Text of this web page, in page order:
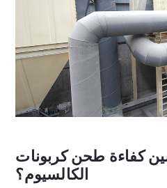
كفاءة طحن كربونات
الكالسيوم؟